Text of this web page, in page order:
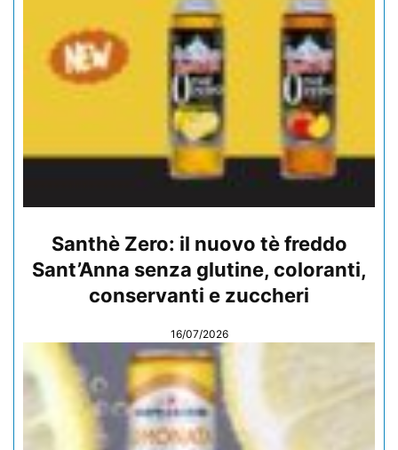
Santhè Zero: il nuovo tè freddo
Sant’Anna senza glutine, coloranti,
conservanti e zuccheri
16/07/2026